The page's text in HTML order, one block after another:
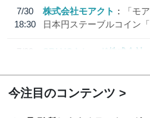
7/30
18:30
株式会社モアクト
「モ
日本円ステーブルコイン
7/29
SBI VCトレード株式会社
今注目のコンテンツ